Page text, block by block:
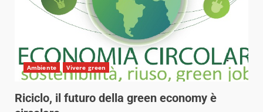
Ambiente Vivere green
Riciclo, il futuro della green economy è